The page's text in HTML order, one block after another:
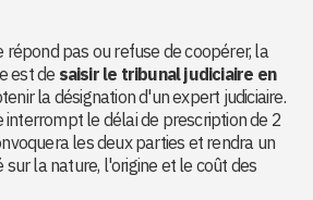
répond pas ou refuse de coopérer, la
est de saisir le tribunal judiciaire en
la désignation d'un expert judiciaire.
interrompt le délai de prescription de 2
les deux parties et rendra un
la nature, l'origine et le coût des